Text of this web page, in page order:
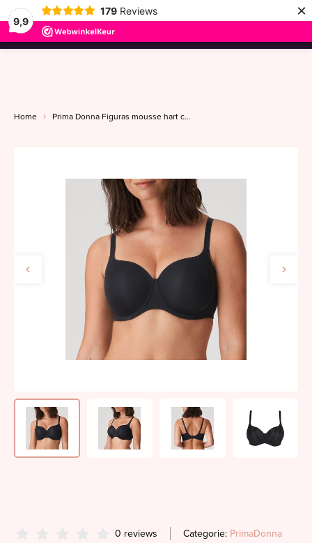
9,9
179 Reviews ×
menu
Home Prima Donna Figuras mousse hart cup B-H charbon
0 reviews Categorie: PrimaDonna